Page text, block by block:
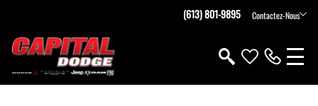
(613) 801-9895 Contactez-Nous